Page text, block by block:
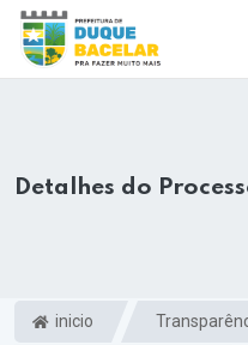
Detalhes do
inicio